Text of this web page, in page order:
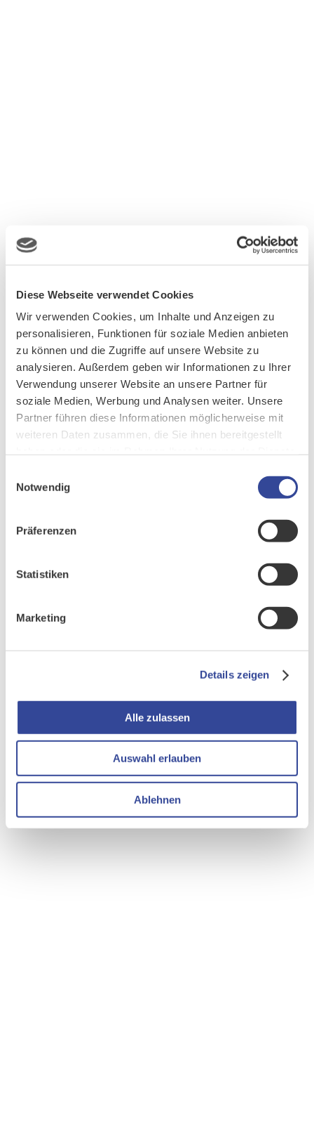
Diese Webseite verwendet Cookies
Wir verwenden Cookies, um Inhalte und Anzeigen zu
personalisieren, Funktionen für soziale Medien anbieten
zu können und die Zugriffe auf unsere Website zu
analysieren. Außerdem geben wir Informationen zu Ihrer
Verwendung unserer Website an unsere Partner für
soziale Medien, Werbung und Analysen weiter. Unsere
Partner führen diese Informationen möglicherweise mit
weiteren Daten zusammen, die Sie ihnen bereitgestellt
Notwendig
Präferenzen
Statistiken
Marketing
Details zeigen
Alle zulassen
Auswahl erlauben
Ablehnen